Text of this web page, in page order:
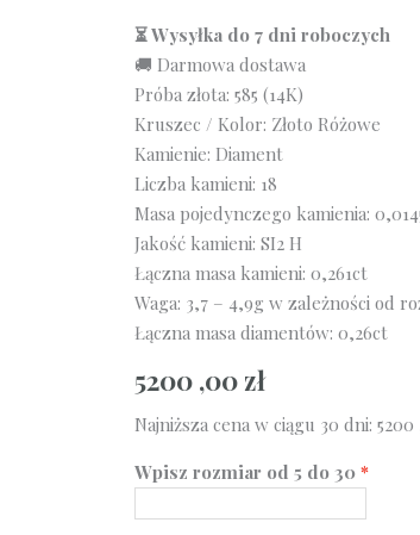
⏳ Wysyłka do 7 dni roboczych
🚚 Darmowa dostawa
Próba złota: 585 (14K)
Kruszec / Kolor: Złoto Różowe
Kamienie: Diament
Liczba kamieni: 18
Masa pojedynczego kamienia:
Jakość kamieni: SI2 H
Łączna masa kamieni: 0,261ct
Waga: 3,7 – 4,9g w zależności od
Łączna masa diamentów: 0,26ct
5200 ,00 zł
Najniższa cena w ciągu 30 dni:
Wpisz rozmiar od 5 do 30